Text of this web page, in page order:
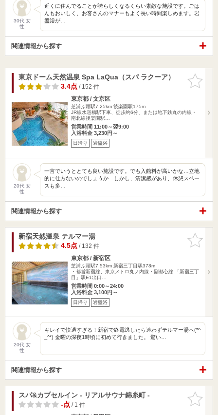
30代 女
性
近くに住んでることが誇らしくなるくらい素敵な施設です。ごは
んもおいしく、お客さんのマナーもよく長い時間楽しめます。岩
盤浴が…
関連情報から探す
お気に入
りに追加
東京ドーム天然温泉 Spa LaQua（スパ ラクーア）
3.4点/ 152 件
東京都 / 文京区
芝浦ふ頭駅7.25km 後楽園駅175m
JR線水道橋駅下車、徒歩約6分、または地下鉄丸の内線・
南北線後楽園駅…
営業時間 11:00～翌9:00
入浴料金 3,230円～
日帰り 岩盤浴
20代 女
性
一言でいうととても良い施設です。でも入館料が高いかな…立地
的に仕方ないのでしょうか…しかし、清潔感があり、休憩スペー
スも多…
関連情報から探す
お気に入
りに追加
新宿天然温泉 テルマー湯
4.5点/ 132 件
東京都 / 新宿区
芝浦ふ頭駅7.53km 新宿三丁目駅378m
・都営新宿線、東京メトロ丸ノ内線・副都心線 「新宿三丁
目」駅E1出口…
営業時間 0:00～24:00
入浴料金 3,100円～
日帰り 岩盤浴
20代 女
性
キレイで快適すぎる！新宿で終電逃したら迷わずテルマー湯へ(*^
_^*) 金曜の深夜1時頃に初めて行きました。 驚い…
関連情報から探す
お気に入
りに追加
スパ&カプセルイン - リアルサウナ錦糸町 -
-点/ 1 件